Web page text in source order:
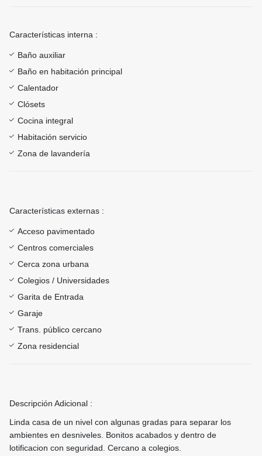
Características interna :
Baño auxiliar
Baño en habitación principal
Calentador
Clósets
Cocina integral
Habitación servicio
Zona de lavandería
Características externas :
Acceso pavimentado
Centros comerciales
Cerca zona urbana
Colegios / Universidades
Garita de Entrada
Garaje
Trans. público cercano
Zona residencial
Descripción Adicional :
Linda casa de un nivel con algunas gradas para separar los
ambientes en desniveles. Bonitos acabados y dentro de
lotificacion con seguridad. Cercano a colegios.